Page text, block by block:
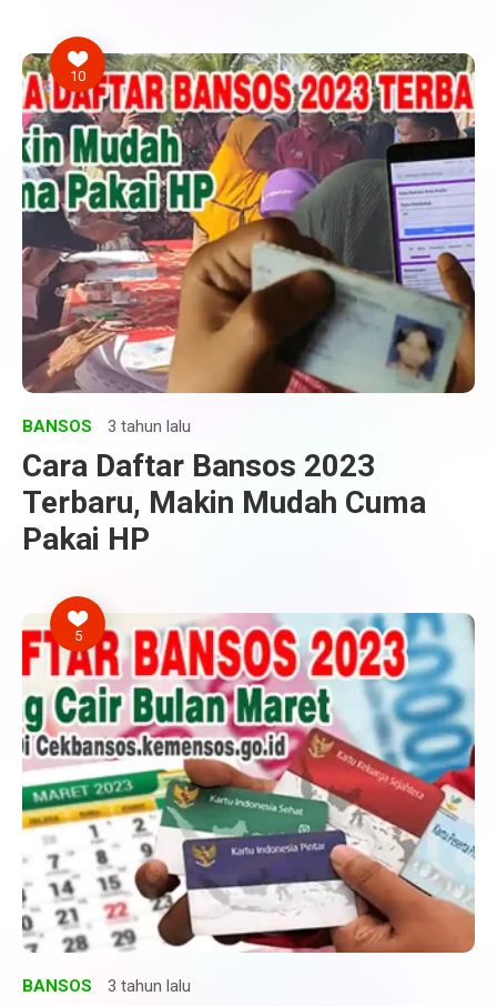
10
BANSOS 3 tahun lalu
Cara Daftar Bansos 2023
Terbaru, Makin Mudah Cuma
Pakai HP
5
BANSOS 3 tahun lalu